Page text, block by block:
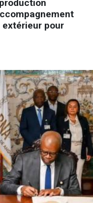
pour